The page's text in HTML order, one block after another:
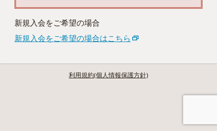
新規入会をご希望の場合
新規入会をご希望の場合はこちら
利用規約(個人情報保護方針)